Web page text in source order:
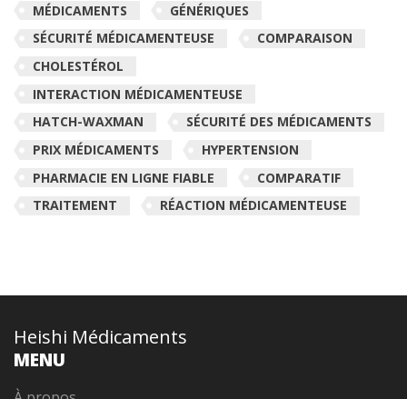
MÉDICAMENTS
GÉNÉRIQUES
SÉCURITÉ MÉDICAMENTEUSE
COMPARAISON
CHOLESTÉROL
INTERACTION MÉDICAMENTEUSE
HATCH-WAXMAN
SÉCURITÉ DES MÉDICAMENTS
PRIX MÉDICAMENTS
HYPERTENSION
PHARMACIE EN LIGNE FIABLE
COMPARATIF
TRAITEMENT
RÉACTION MÉDICAMENTEUSE
Heishi Médicaments
MENU